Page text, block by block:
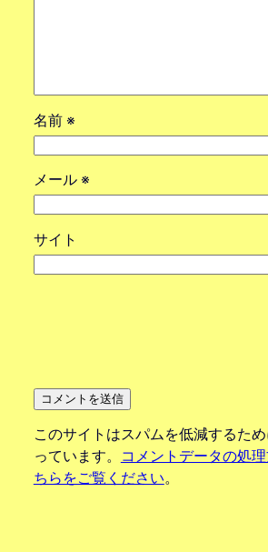
名前 ※
メール ※
サイト
このサイトはスパムを低減するた
っています。
コメントデータの処
ちらをご覧ください。